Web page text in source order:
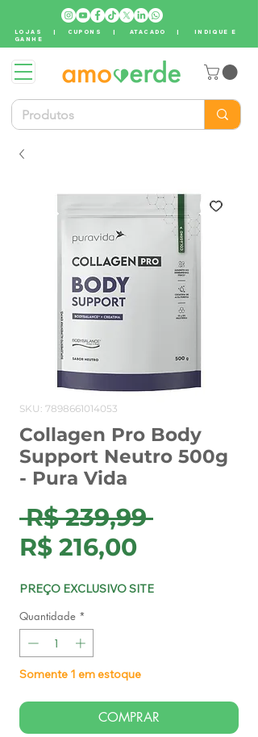
LOJAS | CUPONS |ATACADO | INDIQUE E
GANHE
SKU: 7898661014053
Collagen Pro Body
Support Neutro 500g
- Pura Vida
R$ 239,99 Preço
R$ 216,00Preço
PREÇO EXCLUSIVO SITE
Quantidade *
Somente 1 em estoque
COMPRAR